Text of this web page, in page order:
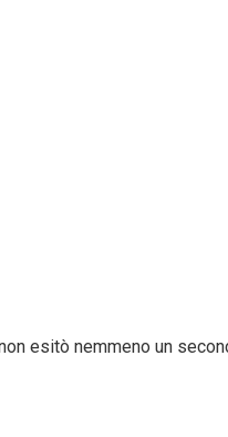
esitò nemmeno un